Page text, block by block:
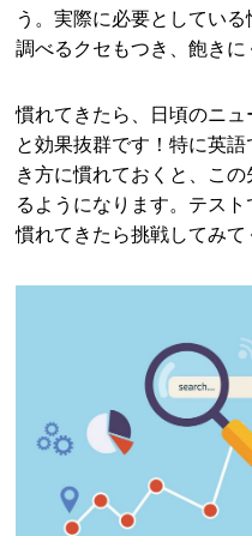
う。実際に必要としてい
調べるクセもつき、飽きに
慣れてきたら、日頃のニ
と効果抜群です！特に英
き方に慣れておくと、こ
るようになります。テス
慣れてきたら挑戦してみて